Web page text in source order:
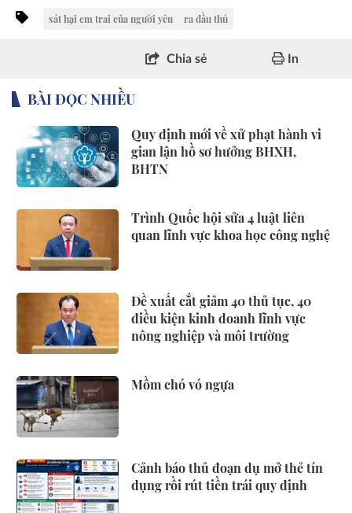
sát hại em trai của người yêu ra đầu thú
Chia sẻ In
BÀI ĐỌC NHIỀU
Quy định mới về xử phạt hành vi
gian lận hồ sơ hưởng BHXH,
BHTN
Trình Quốc hội sửa 4 luật liên
quan lĩnh vực khoa học công nghệ
Đề xuất cắt giảm 40 thủ tục, 40
điều kiện kinh doanh lĩnh vực
nông nghiệp và môi trường
Mồm chó vó ngựa
Cảnh báo thủ đoạn dụ mở thẻ tín
dụng rồi rút tiền trái quy định